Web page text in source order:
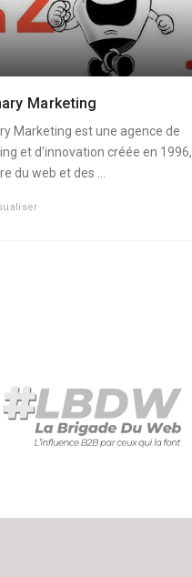
Marketing
Marketing est une agence de
et d'innovation créée en 1996,
du web et des ...